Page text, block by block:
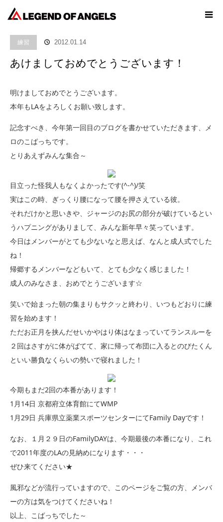
ブログ
練習 あけましておめでとうございます！
練習 2012.01.14
あけましておめでとうございます！
明けましておめでとうございます。
本年もLAをよろしくお願い致します。
記念すべき、今年第一回目のブログを書かせていただきます、メ
ロのこばっちです。
とりあえずみんな集合～
目立った怪我人もなくよかったです(^-^)/笑
実はこの時、ぎっくり腰になって腰を押さえている彼。
それだけかと思いきや、ジャージのお尻の部分が破けているとい
うハプニングがありまして、みんな新年早々笑っています。
今日はメンバーがとても少ないなと思えば、なんと成人式でした
ね！
帰郷するメンバーなどもいて、とても少なく感じました！
成人のみなさま、おめでとうございます☆
笑いで始まった朝の集まりもサクッと終わり、いつもどおりに練
習を始めます！
ただお正月を挟んだせいかやはり体はなまっていてランスルーを
２回はさすがに体がばてて、家に帰って布団に入るとのびたくん
といい勝負なくらいの勢いで寝れました！
今期もまだ2回の本番があります！
1月14日 京都府立体育館にてWMP
1月29日 兵庫県立薬業スポーツセンターにてFamily Dayです！
なお、１月２９日のFamilyDAYは、今期最後の本番になり、これ
で2011年度のLAの見納めになります・・・
ぜひ来てください★
風邪などが流行っていますので、このページをご覧の方、メンバ
ーの方は気をつけてくださいね！
以上、こばっちでした～